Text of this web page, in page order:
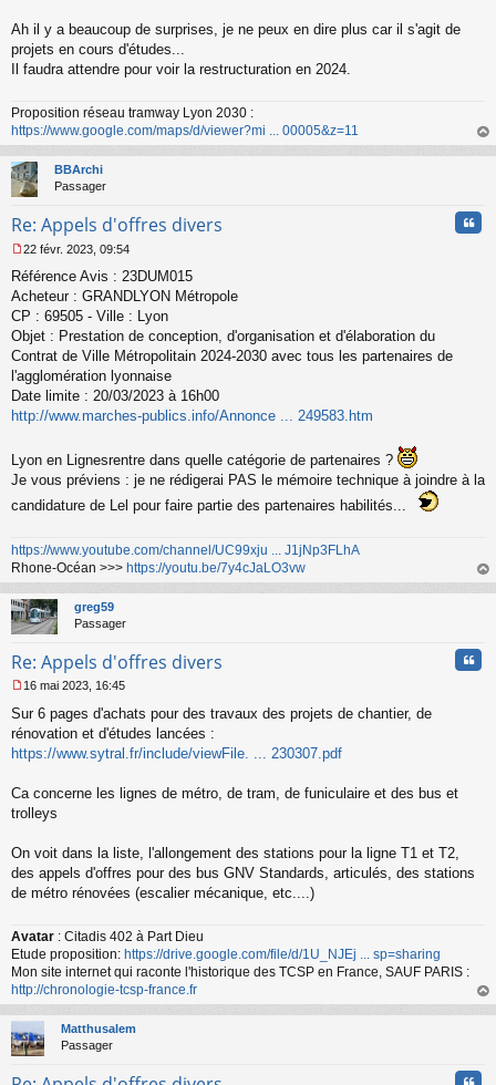
s
g
e
o
n
u
Ah il y a beaucoup de surprises, je ne peux en dire plus car il s'agit de
projets en cours d'études...
Il faudra attendre pour voir la restructuration en 2024.
Proposition réseau tramway Lyon 2030 :
https://www.google.com/maps/d/viewer?mi ... 00005&z=11
au
BBArchi
Passager
Re: Appels d'offres divers
e
s
s
a
g
e
n
o
n
22 févr. 2023, 09:54
Référence Avis : 23DUM015
Acheteur : GRANDLYON Métropole
CP : 69505 - Ville : Lyon
Objet : Prestation de conception, d'organisation et d'élaboration du
Contrat de Ville Métropolitain 2024-2030 avec tous les partenaires de
l'agglomération lyonnaise
Date limite : 20/03/2023 à 16h00
http://www.marches-publics.info/Annonce ... 249583.htm
Lyon en Lignesrentre dans quelle catégorie de partenaires ?
Je vous préviens : je ne rédigerai PAS le mémoire technique à joindre à la
candidature de Lel pour faire partie des partenaires habilités...
https://www.youtube.com/channel/UC99xju ... J1jNp3FLhA
Rhone-Océan >>> https://youtu.be/7y4cJaLO3vw
au
greg59
Passager
Re: Appels d'offres divers
e
s
s
a
e
n
n
u
16 mai 2023, 16:45
Sur 6 pages d'achats pour des travaux des projets de chantier, de
rénovation et d'études lancées :
https://www.sytral.fr/include/viewFile. ... 230307.pdf
Ca concerne les lignes de métro, de tram, de funiculaire et des bus et
trolleys
On voit dans la liste, l'allongement des stations pour la ligne T1 et T2,
des appels d'offres pour des bus GNV Standards, articulés, des stations
de métro rénovées (escalier mécanique, etc....)
Avatar : Citadis 402 à Part Dieu
Etude proposition: https://drive.google.com/file/d/1U_NJEj ... sp=sharing
Mon site internet qui raconte l'historique des TCSP en France, SAUF PARIS :
http://chronologie-tcsp-france.fr
au
Matthusalem
Passager